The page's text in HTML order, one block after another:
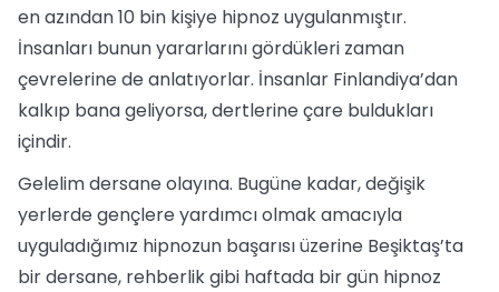
en azından 10 bin kişiye hipnoz uygulanmıştır.
İnsanları bunun yararlarını gördükleri zaman
çevrelerine de anlatıyorlar. İnsanlar Finlandiya’dan
kalkıp bana geliyorsa, dertlerine çare buldukları
içindir.
Gelelim dersane olayına. Bugüne kadar, değişik
yerlerde gençlere yardımcı olmak amacıyla
uyguladığımız hipnozun başarısı üzerine Beşiktaş’ta
bir dersane, rehberlik gibi haftada bir gün hipnoz